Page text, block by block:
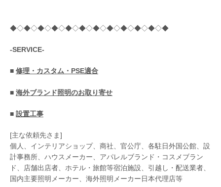
◆◇◆◇◆◇◆◇◆◇◆◇◆◇◆◇◆◇◆◇◆◇◆
-SERVICE-
■ 修理・カスタム・PSE適合
■ 海外ブランド照明のお取り寄せ
■ 設置工事
[主な依頼先さま]
個人、インテリアショップ、商社、官公庁、各駐日外国公館、設
計事務所、ハウスメーカー、アパレルブランド・コスメブラン
ド、店舗出店者、ホテル・旅館等宿泊施設、引越し・配送業者、
国内主要照明メーカー、海外照明メーカー日本代理店等